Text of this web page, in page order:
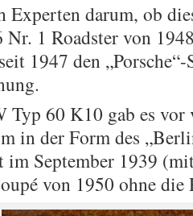
Experten darum, ob
Nr. 1 Roadster von
1947 den
Typ 60 K10 gab es vor
in der Form des
im September 1939
von 1950 ohne die